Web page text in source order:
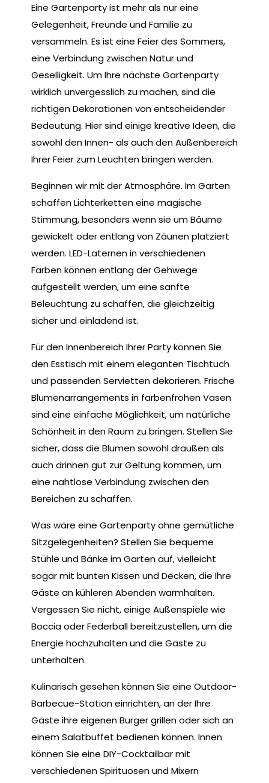
Eine Gartenparty ist mehr als nur eine
Gelegenheit, Freunde und Familie zu
versammeln. Es ist eine Feier des Sommers,
eine Verbindung zwischen Natur und
Geselligkeit. Um Ihre nächste Gartenparty
wirklich unvergesslich zu machen, sind die
richtigen Dekorationen von entscheidender
Bedeutung. Hier sind einige kreative Ideen, die
sowohl den Innen- als auch den Außenbereich
Ihrer Feier zum Leuchten bringen werden.
Beginnen wir mit der Atmosphäre. Im Garten
schaffen Lichterketten eine magische
Stimmung, besonders wenn sie um Bäume
gewickelt oder entlang von Zäunen platziert
werden. LED-Laternen in verschiedenen
Farben können entlang der Gehwege
aufgestellt werden, um eine sanfte
Beleuchtung zu schaffen, die gleichzeitig
sicher und einladend ist.
Für den Innenbereich Ihrer Party können Sie
den Esstisch mit einem eleganten Tischtuch
und passenden Servietten dekorieren. Frische
Blumenarrangements in farbenfrohen Vasen
sind eine einfache Möglichkeit, um natürliche
Schönheit in den Raum zu bringen. Stellen Sie
sicher, dass die Blumen sowohl draußen als
auch drinnen gut zur Geltung kommen, um
eine nahtlose Verbindung zwischen den
Bereichen zu schaffen.
Was wäre eine Gartenparty ohne gemütliche
Sitzgelegenheiten? Stellen Sie bequeme
Stühle und Bänke im Garten auf, vielleicht
sogar mit bunten Kissen und Decken, die Ihre
Gäste an kühleren Abenden warmhalten.
Vergessen Sie nicht, einige Außenspiele wie
Boccia oder Federball bereitzustellen, um die
Energie hochzuhalten und die Gäste zu
unterhalten.
Kulinarisch gesehen können Sie eine Outdoor-
Barbecue-Station einrichten, an der Ihre
Gäste ihre eigenen Burger grillen oder sich an
einem Salatbuffet bedienen können. Innen
können Sie eine DIY-Cocktailbar mit
verschiedenen Spirituosen und Mixern